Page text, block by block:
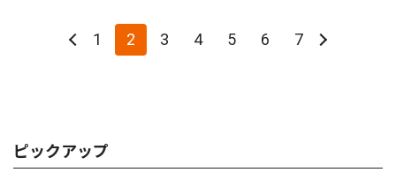
1 2 3 4 5 6 7
ピックアップ